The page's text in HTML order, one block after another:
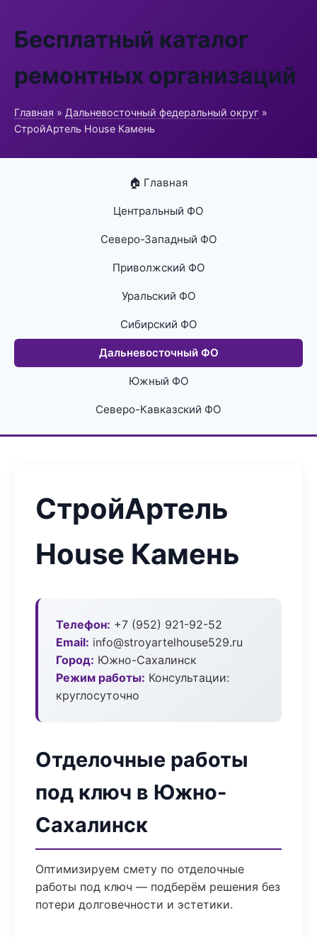
Бесплатный каталог
ремонтных организаций
Главная » Дальневосточный федеральный округ »
СтройАртель House Камень
🏠 Главная
Центральный ФО
Северо-Западный ФО
Приволжский ФО
Уральский ФО
Сибирский ФО
Дальневосточный ФО
Южный ФО
Северо-Кавказский ФО
СтройАртель
House Камень
Телефон: +7 (952) 921-92-52
Email: info@stroyartelhouse529.ru
Город: Южно-Сахалинск
Режим работы: Консультации:
круглосуточно
Отделочные работы
под ключ в Южно-
Сахалинск
Оптимизируем смету по отделочные
работы под ключ — подберём решения без
потери долговечности и эстетики.